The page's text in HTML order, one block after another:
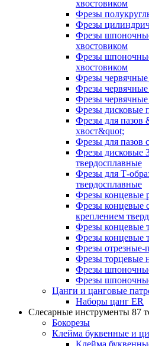
хвостовиком
Фрезы
Фрезы
Фрезы
хвостовиком
Фрезы
хвостовиком
Фрезы червячные
Фрезы червячные
Фрезы
Фрезы дисковые
Фрезы для пазов
хвост&quot;
Фрезы для пазов
Фрезы дисковые
твердосплавные
Фрезы для Т-
твердосплавные
Фрезы концевые
Фрезы концевые
креплением
Фрезы концевые
Фрезы концевые
Фрезы отрезные-
Фрезы торцевые
Фрезы
Фрезы
Цанги и цанговые
Наборы цанг ER
Слесарные инструменты 87
Бокорезы
Клейма буквенные и
Клейма